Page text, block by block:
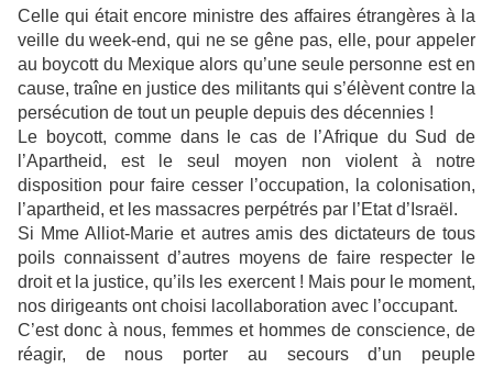
Celle qui était encore ministre des affaires étrangères à la
veille du week-end, qui ne se gêne pas, elle, pour appeler
au boycott du Mexique alors qu’une seule personne est en
cause, traîne en justice des militants qui s’élèvent contre la
persécution de tout un peuple depuis des décennies !
Le boycott, comme dans le cas de l’Afrique du Sud de
l’Apartheid, est le seul moyen non violent à notre
disposition pour faire cesser l’occupation, la colonisation,
l’apartheid, et les massacres perpétrés par l’Etat d’Israël.
Si Mme Alliot-Marie et autres amis des dictateurs de tous
poils connaissent d’autres moyens de faire respecter le
droit et la justice, qu’ils les exercent ! Mais pour le moment,
nos dirigeants ont choisi lacollaboration avec l’occupant.
C’est donc à nous, femmes et hommes de conscience, de
réagir, de nous porter au secours d’un peuple